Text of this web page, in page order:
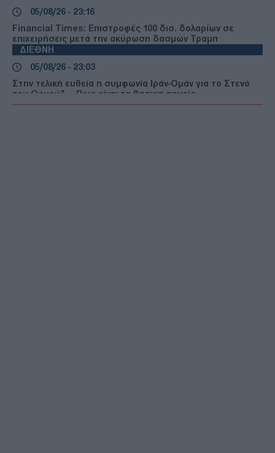
05/08/26 - 23:16
Financial Times: Επιστροφές 100 δισ. δολαρίων σε
επιχειρήσεις μετά την ακύρωση δασμών Τραμπ
ΔΙΕΘΝΗ
05/08/26 - 23:03
Στην τελική ευθεία η συμφωνία Ιράν-Ομάν για το Στενό
του Ορμούζ — Ποια είναι τα βασικα σημεία
ΔΙΕΘΝΗ